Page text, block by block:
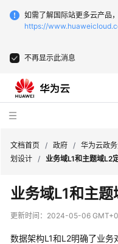
如需了解国际站更多云产品
https://
不再显示此消息
新
点
软
一
文档首页 / 政府 / 华为云政
划设计 / 业务域L1和主题域L2
业务域L1和主
更新时间： 2024-05-06
数据架构L1和L2明确了业务